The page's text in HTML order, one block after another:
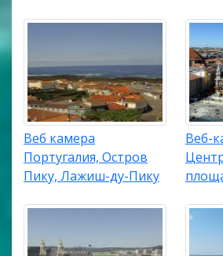
Веб камера
Португалия, Остров
Пику, Лажиш-ду-Пику
Веб-